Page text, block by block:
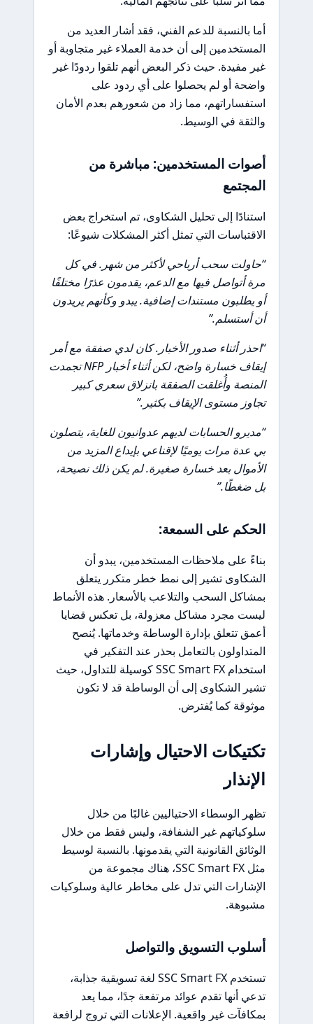
أما بالنسبة للدعم الفني، فقد أشار العديد من
المستخدمين إلى أن خدمة العملاء غير متجاوبة أو
غير مفيدة. حيث ذكر البعض أنهم تلقوا ردودًا غير
واضحة أو لم يحصلوا على أي ردود على
استفساراتهم، مما زاد من شعورهم بعدم الأمان
والثقة في الوسيط.
أصوات المستخدمين: مباشرة من
المجتمع
استنادًا إلى تحليل الشكاوى، تم استخراج بعض
الاقتباسات التي تمثل أكثر المشكلات شيوعًا:
“حاولت سحب أرباحي لأكثر من شهر. في كل
مرة أتواصل فيها مع الدعم، يقدمون عذرًا مختلفًا
أو يطلبون مستندات إضافية. يبدو وكأنهم يريدون
أن أستسلم.”
“احذر أثناء صدور الأخبار. كان لدي صفقة مع أمر
إيقاف خسارة واضح، لكن أثناء أخبار NFP تجمدت
المنصة وأُغلقت الصفقة بانزلاق سعري كبير
تجاوز مستوى الإيقاف بكثير.”
“مديرو الحسابات لديهم عدوانيون للغاية، يتصلون
بي عدة مرات يوميًا لإقناعي بإيداع المزيد من
الأموال بعد خسارة صغيرة. لم يكن ذلك نصيحة،
بل ضغطًا.”
الحكم على السمعة:
بناءً على ملاحظات المستخدمين، يبدو أن
الشكاوى تشير إلى نمط خطر متكرر يتعلق
بمشاكل السحب والتلاعب بالأسعار. هذه الأنماط
ليست مجرد مشاكل معزولة، بل تعكس قضايا
أعمق تتعلق بإدارة الوساطة وخدماتها. يُنصح
المتداولون بالتعامل بحذر عند التفكير في
استخدام SSC Smart FX كوسيلة للتداول، حيث
تشير الشكاوى إلى أن الوساطة قد لا تكون
موثوقة كما يُفترض.
تكتيكات الاحتيال وإشارات
الإنذار
تظهر الوسطاء الاحتياليين غالبًا من خلال
سلوكياتهم غير الشفافة، وليس فقط من خلال
الوثائق القانونية التي يقدمونها. بالنسبة لوسيط
مثل SSC Smart FX، هناك مجموعة من
الإشارات التي تدل على مخاطر عالية وسلوكيات
مشبوهة.
أسلوب التسويق والتواصل
تستخدم SSC Smart FX لغة تسويقية جذابة،
تدعي أنها تقدم عوائد مرتفعة جدًا، مما يعد
بمكافآت غير واقعية. الإعلانات التي تروج لرافعة